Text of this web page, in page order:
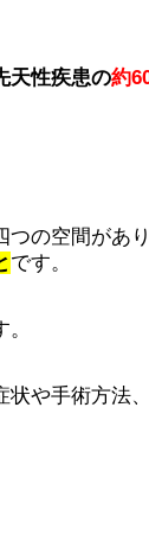
天性疾患の約
の空間があり
です。
状や手術方法